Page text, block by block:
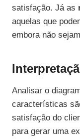
satisfação. Já as
aquelas que
embora não
Analisar o
características
satisfação do
para gerar uma